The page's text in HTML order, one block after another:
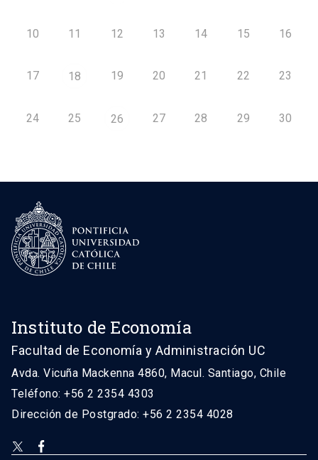
10 11 12 13 14 15 16
17 18 19 20 21 22 23
24 25 26 27 28 29 30
Instituto de Economía
Facultad de Economía y Administración UC
Avda. Vicuña Mackenna 4860, Macul. Santiago, Chile
Teléfono: +56 2 2354 4303
Dirección de Postgrado: +56 2 2354 4028